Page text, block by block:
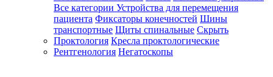
Все категории Устройства для перемещения
пациента Фиксаторы конечностей Шины
транспортные Щиты спинальные Скрыть
Проктология Кресла проктологические
Рентгенология Негатоскопы